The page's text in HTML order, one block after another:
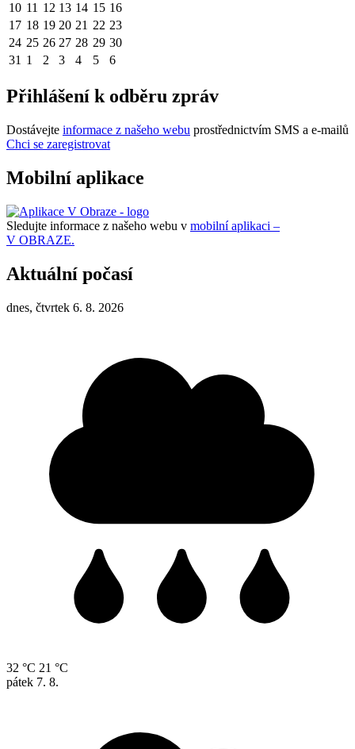
10 11 12 13 14 15 16
17 18 19 20 21 22 23
24 25 26 27 28 29 30
31 1 2 3 4 5 6
Přihlášení k odběru zpráv
Dostávejte informace z našeho webu prostřednictvím SMS a e-mailů
Chci se zaregistrovat
Mobilní aplikace
Sledujte informace z našeho webu v mobilní aplikaci –
V OBRAZE.
Aktuální počasí
dnes, čtvrtek 6. 8. 2026
32 °C 21 °C
pátek 7. 8.